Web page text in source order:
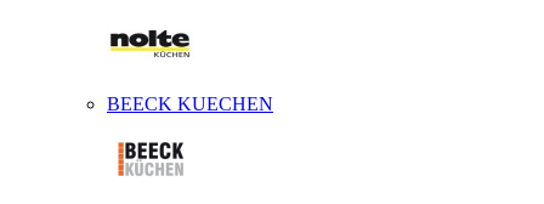
BEECK KUECHEN